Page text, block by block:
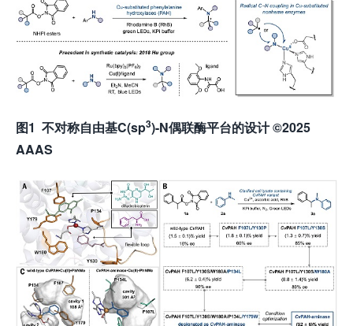
图1 不对称自由基C(sp3)-N偶联酶平台的设计©2025
AAAS